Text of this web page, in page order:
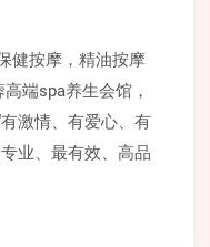
健按摩，精油按摩
端spa养生会馆，
激情、有爱心、有
业、最有效、高品